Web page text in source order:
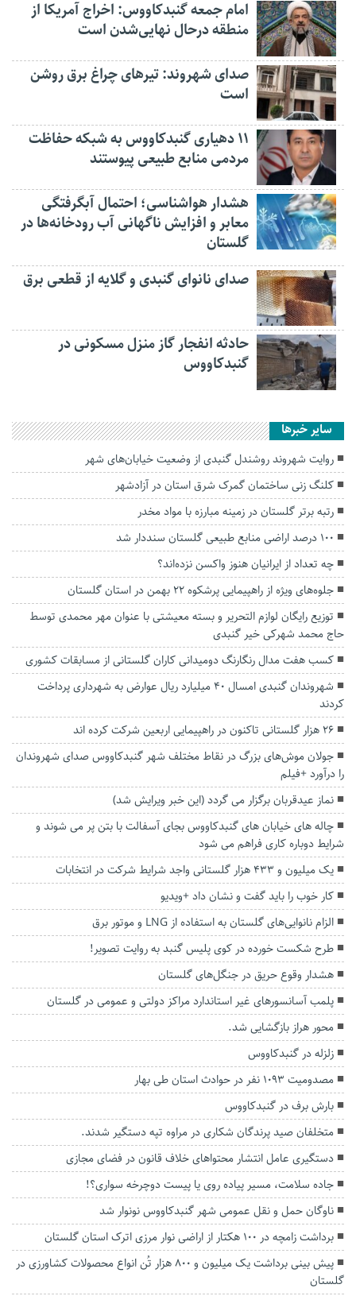
امام جمعه گنبدکاووس: اخراج آمریکا از
منطقه درحال نهایی‌شدن است
صدای شهروند: تیرهای چراغ برق روشن
است
۱۱ دهیاری گنبدکاووس به شبکه حفاظت
مردمی منابع طبیعی پیوستند
هشدار هواشناسی؛ احتمال آبگرفتگی
معابر و افزایش ناگهانی آب رودخانه‌ها در
گلستان
صدای نانوای گنبدی و گلایه از قطعی برق
حادثه انفجار گاز منزل مسکونی در
گنبدکاووس
سایر خبرها
روایت شهروند روشندل گنبدی از وضعیت خیابان‌های شهر
کلنگ زنی ساختمان گمرک شرق استان در آزادشهر
رتبه برتر گلستان در زمینه مبارزه با مواد مخدر
۱۰۰ درصد اراضی منابع طبیعی گلستان سنددار شد
چه تعداد از ایرانیان هنوز واکسن نزده‌اند؟
جلوه‌های ویژه از راهپیمایی پرشکوه ۲۲ بهمن در استان گلستان
توزیع رایگان لوازم التحریر و بسته معیشتی با عنوان مهر‌ محمدی توسط
حاج محمد شهرکی خیر گنبدی
کسب هفت مدال رنگارنگ دومیدانی کاران گلستانی از مسابقات کشوری
شهروندان گنبدی امسال ۴۰ میلیارد ریال عوارض به شهرداری پرداخت
کردند
۲۶ هزار گلستانی تاکنون در راهپیمایی اربعین شرکت کرده اند
جولان موش‌های بزرگ در نقاط مختلف شهر گنبدکاووس صدای شهروندان
را درآورد +فیلم
نماز عیدقربان برگزار می گردد (این خبر ویرایش شد)
چاله های خیابان های گنبدکاووس بجای آسفالت با بتن پر می شوند و
شرایط دوباره کاری فراهم می شود
یک میلیون و ۴۳۳ هزار گلستانی واجد شرایط شرکت در انتخابات
کار خوب را باید گفت و نشان داد +ویدیو
الزام نانوایی‌های گلستان به استفاده از LNG و موتور برق
طرح شکست خورده در کوی پلیس گنبد به روایت تصویر!
هشدار وقوع حریق در جنگل‌های گلستان
پلمب آسانسورهای غیر استاندارد مراکز دولتی و عمومی در گلستان
محور هراز بازگشایی شد.
زلزله در گنبدکاووس
مصدومیت ۱۰۹۳ نفر در حوادث استان طی بهار
بارش برف در گنبدکاووس
متخلفان صید پرندگان شکاری در مراوه تپه دستگیر شدند.
دستگیری عامل انتشار محتواهای خلاف قانون در فضای مجازی
جاده سلامت، مسیر پیاده روی یا پیست دوچرخه سواری؟!
ناوگان حمل و نقل عمومی شهر گنبدکاووس نونوار شد
برداشت زامچه در ۱٠٠ هکتار از اراضی نوار مرزی اترک استان گلستان
پیش بینی برداشت یک میلیون و ۸۰۰ هزار تُن انواع محصولات کشاورزی در
گلستان